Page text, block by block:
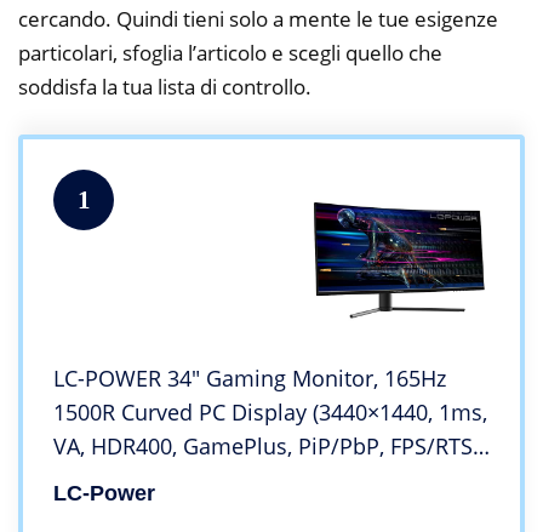
cercando. Quindi tieni solo a mente le tue esigenze
particolari, sfoglia l’articolo e scegli quello che
soddisfa la tua lista di controllo.
1
LC-POWER 34″ Gaming Monitor, 165Hz
1500R Curved PC Display (3440×1440, 1ms,
VA, HDR400, GamePlus, PiP/PbP, FPS/RTS,
Low Blue, Flicker-Free, HDMI/DP, AMD
LC-Power